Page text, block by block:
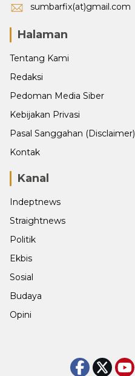
sumbarfix(at)gmail.com
Halaman
Tentang Kami
Redaksi
Pedoman Media Siber
Kebijakan Privasi
Pasal Sanggahan (Disclaimer)
Kontak
Kanal
Indeptnews
Straightnews
Politik
Ekbis
Sosial
Budaya
Opini